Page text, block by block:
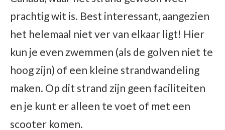
prachtig wit is. Best interessant, aangezien
het helemaal niet ver van elkaar ligt! Hier
kun je even zwemmen (als de golven niet te
hoog zijn) of een kleine strandwandeling
maken. Op dit strand zijn geen faciliteiten
en je kunt er alleen te voet of met een
scooter komen.